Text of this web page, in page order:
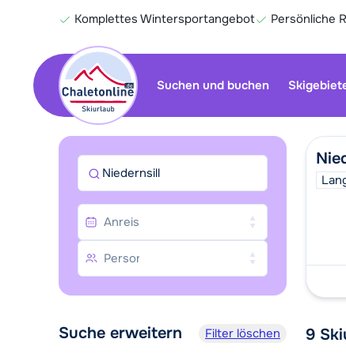
Komplettes Wintersportangebot Persönliche
Suchen und buchen
9
Niedernsill
Suche erweitern Filter löschen